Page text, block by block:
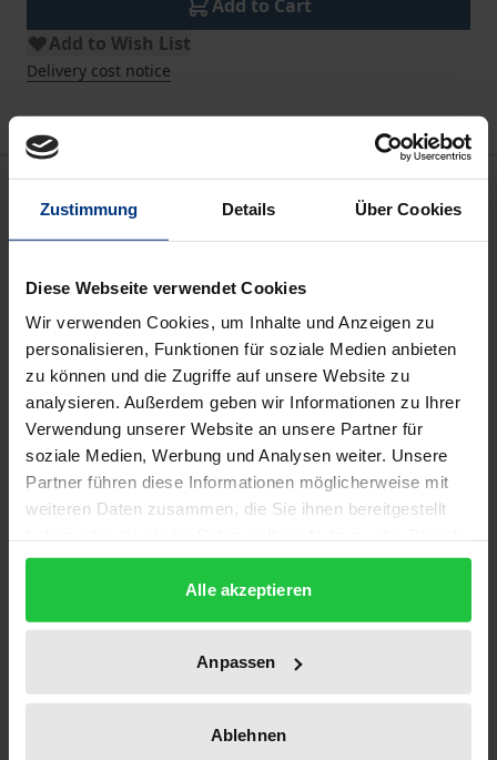
Zustimmung Details Über Cookies
Diese Webseite verwendet Cookies
Wir verwenden Cookies, um Inhalte und Anzeigen zu
personalisieren, Funktionen für soziale Medien anbieten
zu können und die Zugriffe auf unsere Website zu
analysieren. Außerdem geben wir Informationen zu Ihrer
Verwendung unserer Website an unsere Partner für
soziale Medien, Werbung und Analysen weiter. Unsere
Partner führen diese Informationen möglicherweise mit
weiteren Daten zusammen, die Sie ihnen bereitgestellt
gesammelt haben.
Alle akzeptieren
Anpassen
Ablehnen
Add to Cart
Add to Wish List
Delivery cost notice
Bibliographical data
1
ISBN
978-3-487-12951-8
Subtitle
Ou defense de la religion, Contre les principales
Difficultez répandues dans le Dictionaire
Historique et Critique de Mr. Bayle
Publication Date